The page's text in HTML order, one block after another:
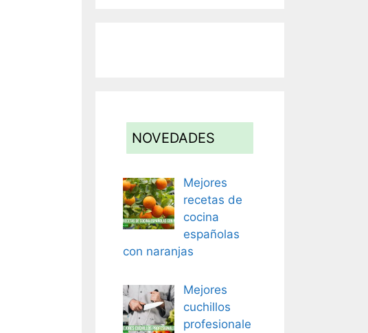
NOVEDADES
Mejores
recetas de
cocina
españolas
con naranjas
Mejores
cuchillos
profesionale